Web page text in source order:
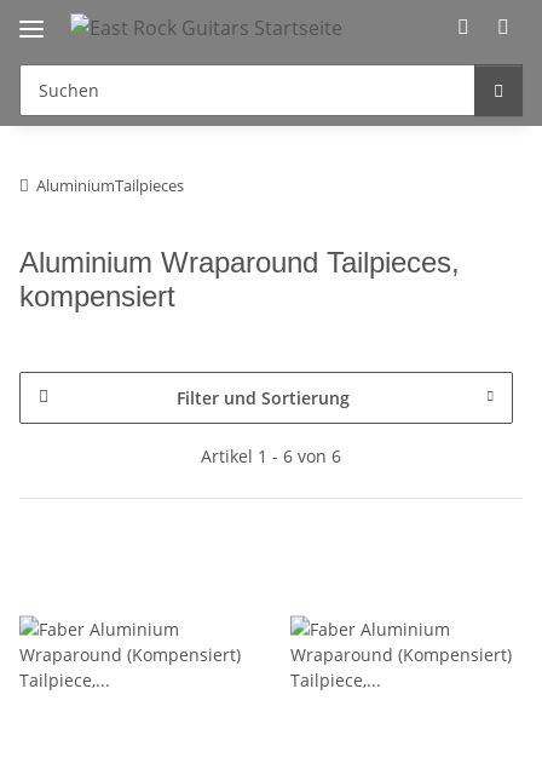
AluminiumTailpieces
Aluminium Wraparound Tailpieces,
kompensiert
Filter und Sortierung
Artikel 1 - 6 von 6